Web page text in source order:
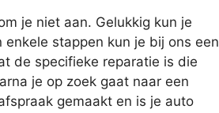
je niet aan. Gelukkig kun je
stappen kun je bij ons een
de specifieke reparatie is die
je op zoek gaat naar een
gemaakt en is je auto